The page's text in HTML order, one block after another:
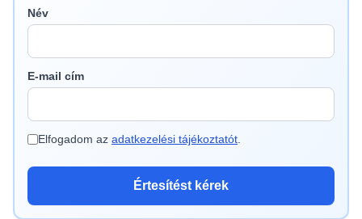
Név
E-mail cím
Elfogadom az adatkezelési tájékoztatót
Értesítést kérek